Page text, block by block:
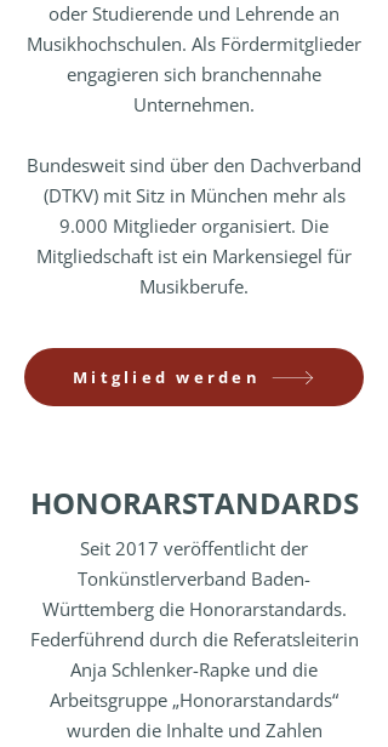
oder Studierende und Lehrende an
Musikhochschulen. Als Fördermitglieder
engagieren sich branchennahe
Unternehmen.
Bundesweit sind über den Dachverband
(DTKV) mit Sitz in München mehr als
9.000 Mitglieder organisiert. Die
Mitgliedschaft ist ein Markensiegel für
Musikberufe.
Mitglied werden
HONORARSTANDARDS
Seit 2017 veröffentlicht der
Tonkünstlerverband Baden-
Württemberg die Honorarstandards.
Federführend durch die Referatsleiterin
Anja Schlenker-Rapke und die
Arbeitsgruppe „Honorarstandards“
wurden die Inhalte und Zahlen